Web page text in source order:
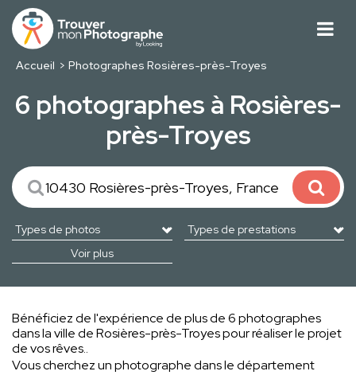
Accueil Photographes Rosières-près-Troyes
6 photographes à Rosières-
près-Troyes
Voir plus
Bénéficiez de l'expérience de plus de 6 photographes
dans la ville de Rosières-près-Troyes pour réaliser le projet
de vos rêves..
Vous cherchez un photographe dans le département